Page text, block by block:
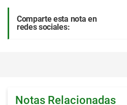
Comparte esta nota en
redes sociales:
Notas Relacionadas